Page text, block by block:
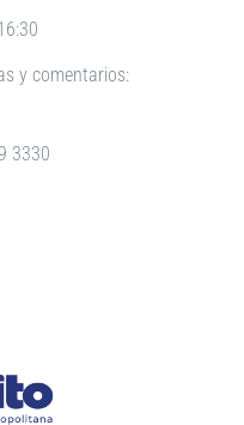
y comentarios:
3330